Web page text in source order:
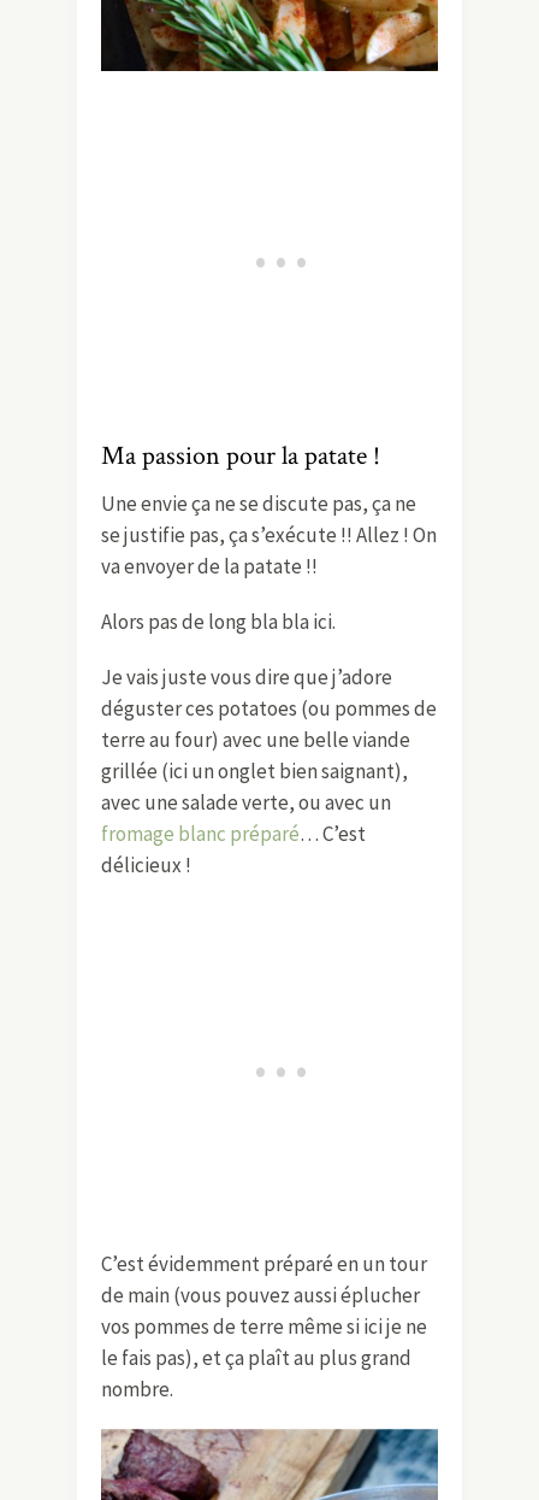
Ma passion pour la patate !
Une envie ça ne se discute pas, ça ne
se justifie pas, ça s’exécute !! Allez ! On
va envoyer de la patate !!
Alors pas de long bla bla ici.
Je vais juste vous dire que j’adore
déguster ces potatoes (ou pommes de
terre au four) avec une belle viande
grillée (ici un onglet bien saignant),
avec une salade verte, ou avec un
fromage blanc préparé… C’est
délicieux !
C’est évidemment préparé en un tour
de main (vous pouvez aussi éplucher
vos pommes de terre même si ici je ne
le fais pas), et ça plaît au plus grand
nombre.